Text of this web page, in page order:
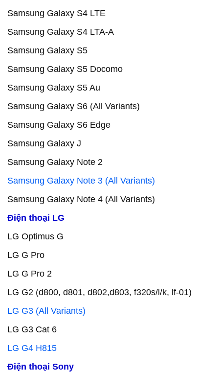
Samsung Galaxy S4 LTE
Samsung Galaxy S4 LTA-A
Samsung Galaxy S5
Samsung Galaxy S5 Docomo
Samsung Galaxy S5 Au
Samsung Galaxy S6 (All Variants)
Samsung Galaxy S6 Edge
Samsung Galaxy J
Samsung Galaxy Note 2
Samsung Galaxy Note 3 (All Variants)
Samsung Galaxy Note 4 (All Variants)
Điện thoại LG
LG Optimus G
LG G Pro
LG G Pro 2
LG G2 (d800, d801, d802,d803, f320s/l/k, lf-01)
LG G3 (All Variants)
LG G3 Cat 6
LG G4 H815
Điện thoại Sony